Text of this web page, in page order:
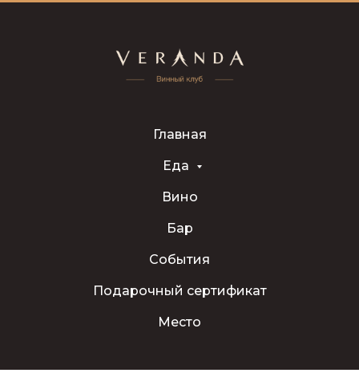
Главная
Еда
Вино
Бар
События
Подарочный сертификат
Место